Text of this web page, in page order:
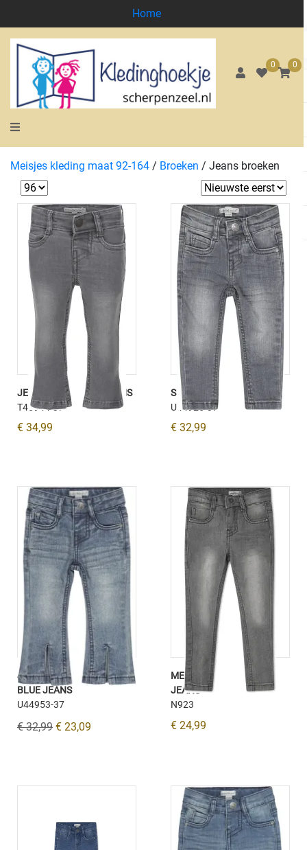
Home
0 0
Meisjes kleding maat 92-164 / Broeken / Jeans broeken
JEANS FLAIR GREY JEANS
T46944-37
€ 34,99
SKINNY JEANS GREY
U44926-37
€ 32,99
JEANS BROEK FLARED
BLUE JEANS
U44953-37
€ 32,99 € 23,09
MEISJES JEANS GREY
JEANS
N923
€ 24,99